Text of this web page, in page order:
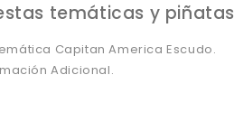
temáticas y piñatas
Capitan America Escudo.
Adicional.